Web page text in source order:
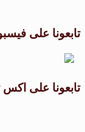
تابعونا على
تابعونا على اكس